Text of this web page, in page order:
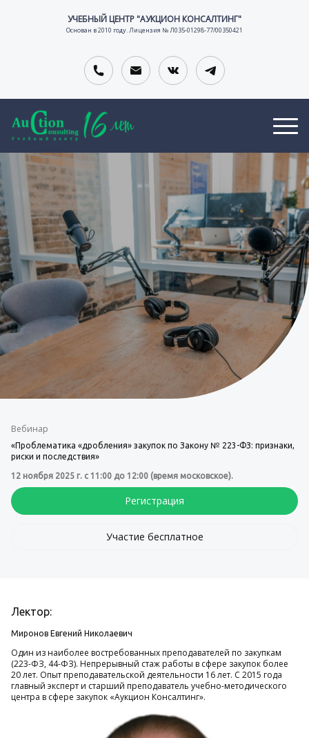
УЧЕБНЫЙ ЦЕНТР "АУКЦИОН КОНСАЛТИНГ"
Основан в 2010 году. Лицензия № Л035-01298-77/00350421
организации
Т
З
Ы
В
Ы
Н
С
И
А
Т
Ы
Вебинар
«Проблематика «дробления» закупок по Закону № 223-ФЗ: признаки,
риски и последствия»
12 ноября 2025 г. с 11:00 до 12:00 (время московское).
Регистрация
Участие бесплатное
Лектор:
Миронов Евгений Николаевич
Один из наиболее востребованных преподавателей по закупкам
(223-ФЗ, 44-ФЗ). Непрерывный стаж работы в сфере закупок более
20 лет. Опыт преподавательской деятельности 16 лет. С 2015 года
главный эксперт и старший преподаватель учебно-методического
центра в сфере закупок «Аукцион Консалтинг».